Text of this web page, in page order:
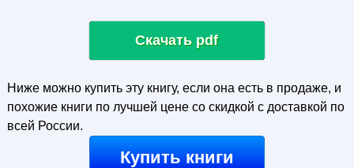
Скачать pdf
Ниже можно купить эту книгу, если она есть в продаже, и
похожие книги по лучшей цене со скидкой с доставкой по
всей России.
Купить книги